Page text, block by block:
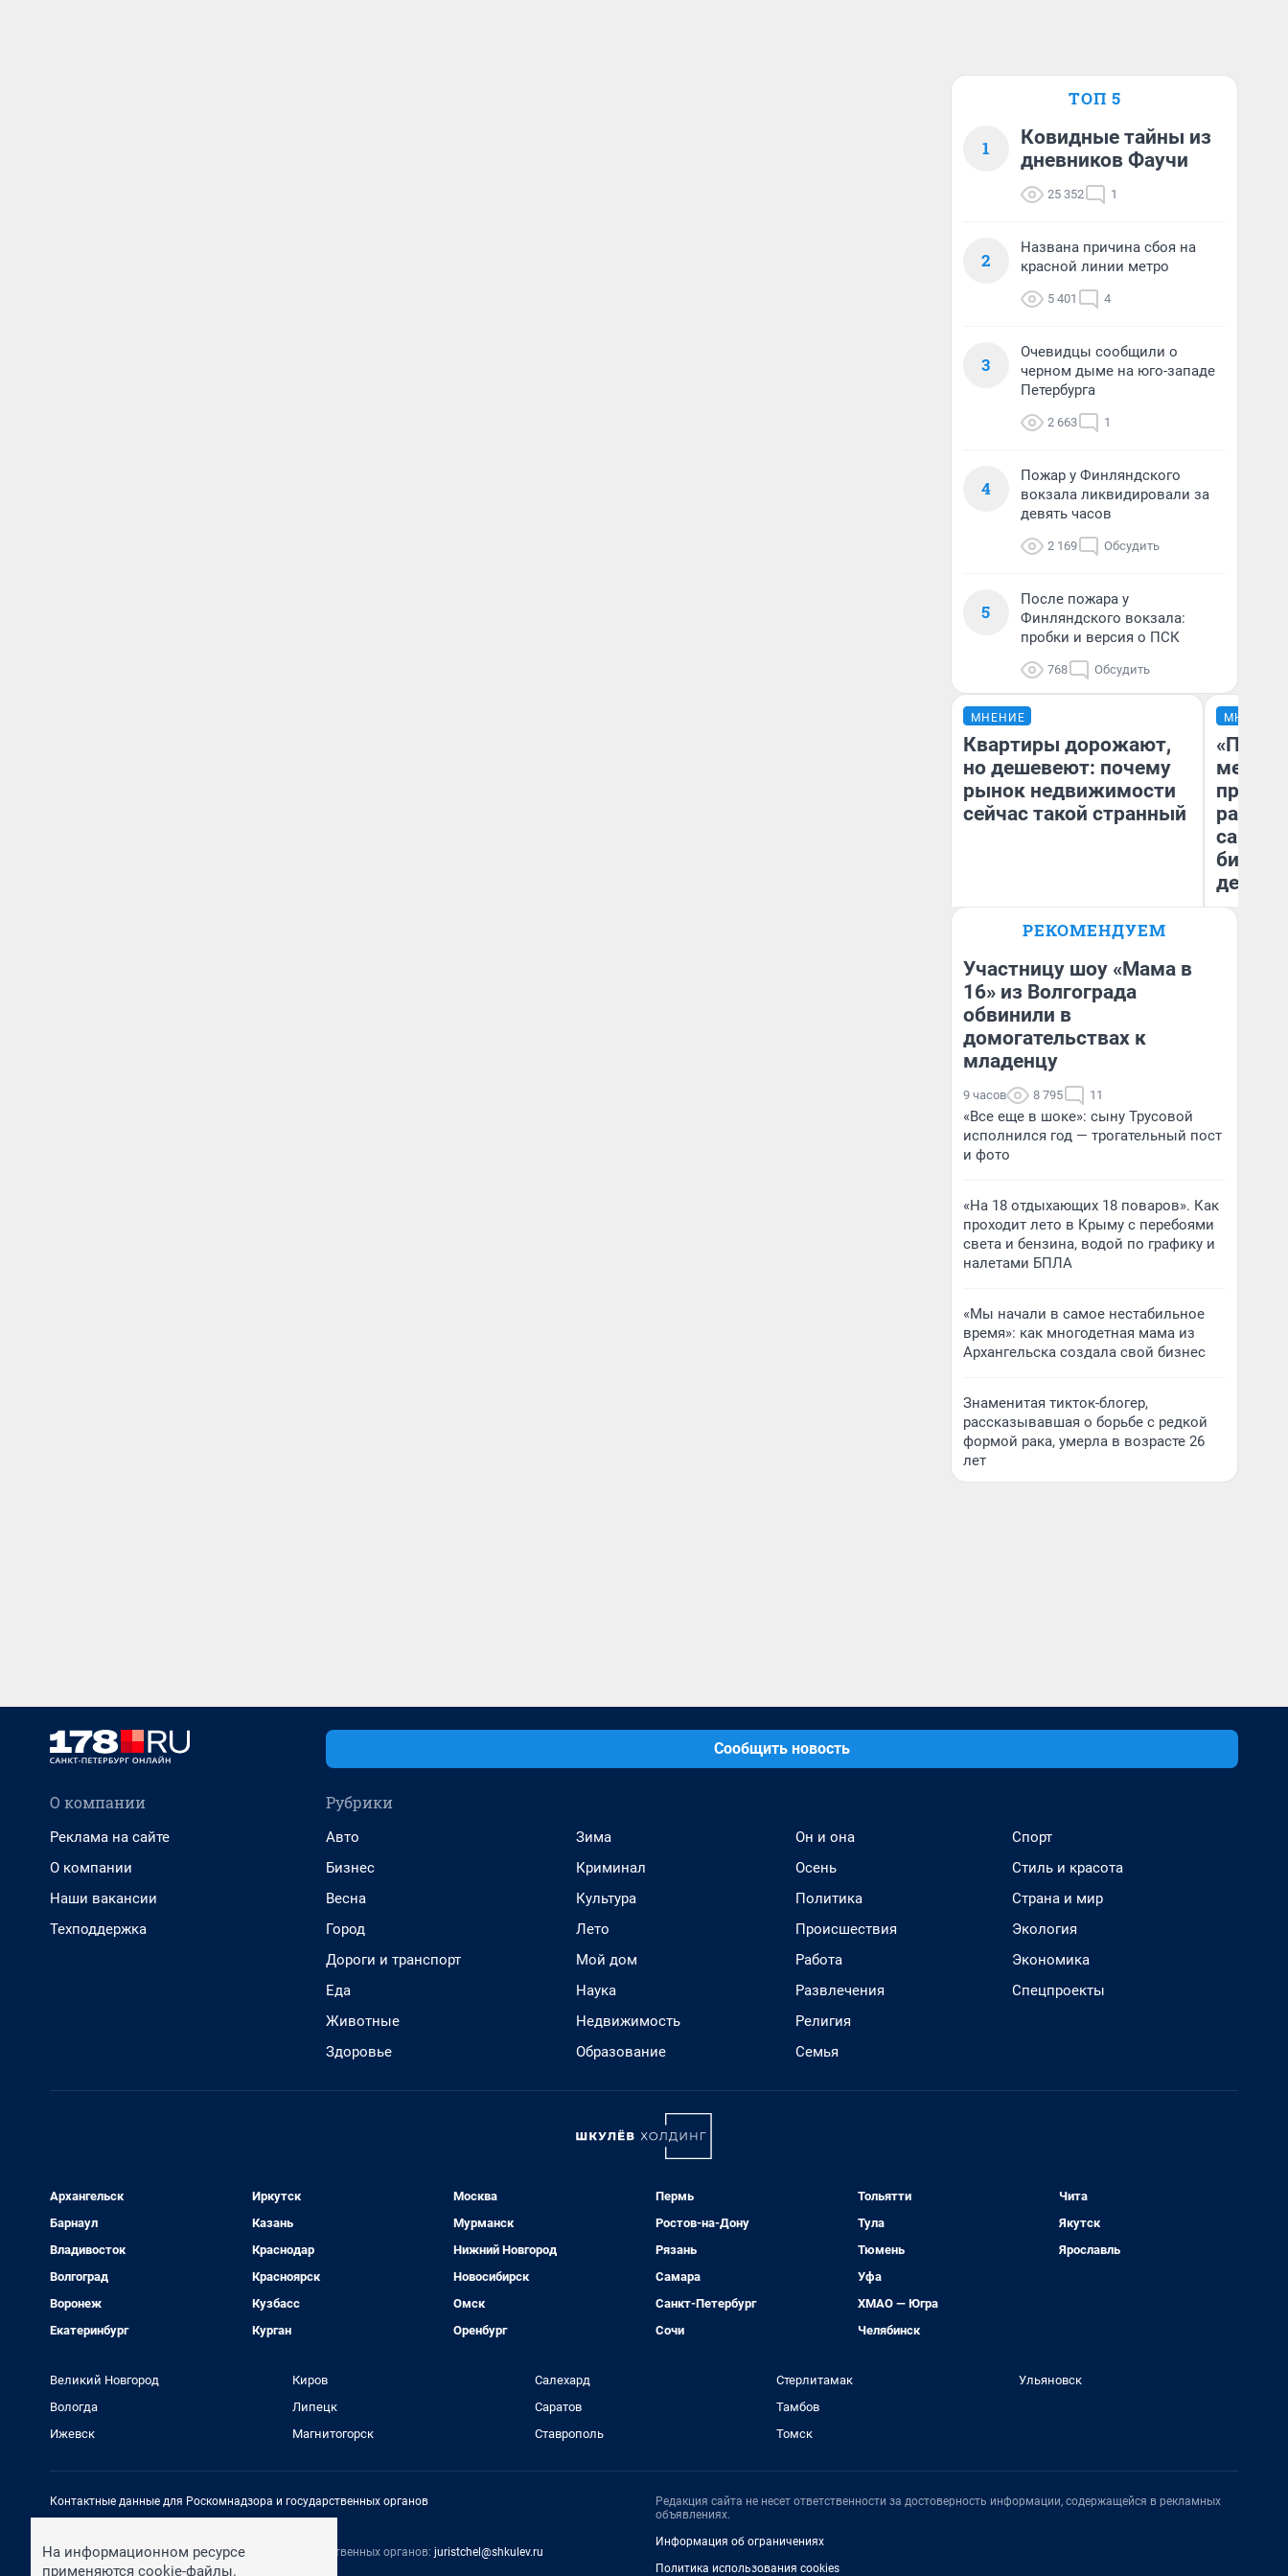
ТОП 5
1
Ковидные тайны из
дневников Фаучи
25 352 1
2
Названа причина сбоя на
красной линии метро
5 401 4
3
Очевидцы сообщили о
черном дыме на юго-западе
Петербурга
2 663 1
4
Пожар у Финляндского
вокзала ликвидировали за
девять часов
2 169 Обсудить
5
После пожара у
Финляндского вокзала:
пробки и версия о ПСК
768 Обсудить
МНЕНИЕ
Квартиры дорожают,
но дешевеют: почему
рынок недвижимости
сейчас такой странный
Екатерина Торопова
недвижимости
МНЕНИЕ
самом
РЕКОМЕНДУЕМ
Участницу шоу «Мама в
16» из Волгограда
обвинили в
домогательствах к
младенцу
9 часов 8 795 11
«Все еще в шоке»: сыну Трусовой
исполнился год — трогательный пост
и фото
«На 18 отдыхающих 18 поваров». Как
проходит лето в Крыму с перебоями
света и бензина, водой по графику и
налетами БПЛА
«Мы начали в самое нестабильное
время»: как многодетная мама из
Архангельска создала свой бизнес
Знаменитая тикток-блогер,
рассказывавшая о борьбе с редкой
формой рака, умерла в возрасте 26
лет
Сообщить новость
О компании
Реклама на сайте
О компании
Наши вакансии
Техподдержка
Рубрики
Авто
Бизнес
Весна
Город
Дороги и транспорт
Еда
Животные
Здоровье
Зима
Криминал
Культура
Лето
Мой дом
Наука
Недвижимость
Образование
Он и она
Осень
Политика
Происшествия
Работа
Развлечения
Религия
Семья
Спорт
Стиль и красота
Страна и мир
Экология
Экономика
Спецпроекты
Архангельск
Барнаул
Владивосток
Волгоград
Воронеж
Екатеринбург
Иркутск
Казань
Краснодар
Красноярск
Кузбасс
Курган
Москва
Мурманск
Нижний Новгород
Новосибирск
Омск
Оренбург
Пермь
Ростов-на-Дону
Рязань
Самара
Санкт-Петербург
Сочи
Тольятти
Тула
Тюмень
Уфа
ХМАО — Югра
Челябинск
Чита
Якутск
Ярославль
Великий Новгород
Вологда
Ижевск
Киров
Липецк
Магнитогорск
Салехард
Саратов
Ставрополь
Стерлитамак
Тамбов
Томск
Ульяновск
Контактные данные для Роскомнадзора и государственных органов
Контактные данные для Роскомнадзора и государственных органов: juristchel@shkulev.ru
Техподдержка: help@shkulev.ru
Редакция сайта не несет ответственности за достоверность информации, содержащейся в рекламных
объявлениях.
Информация об ограничениях
Политика использования cookies
На информационном ресурсе
применяются cookie-файлы.